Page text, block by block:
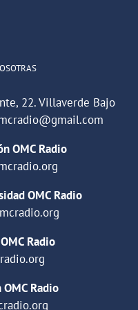
22. Villaverde Bajo
OMC Radio
OMC Radio
Radio
Radio